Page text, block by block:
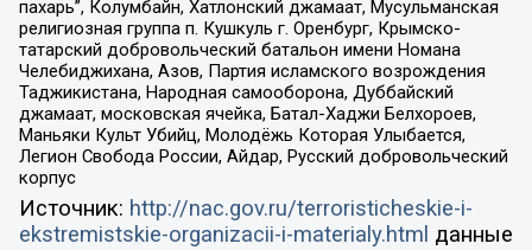
пахарь”, Колумбайн, Хатлонский джамаат, Мусульманская
религиозная группа п. Кушкуль г. Оренбург, Крымско-
татарский добровольческий батальон имени Номана
Челебиджихана, Азов, Партия исламского возрождения
Таджикистана, Народная самооборона, Дуббайский
джамаат, московская ячейка, Батал-Хаджи Белхороев,
Маньяки Культ Убийц, Молодёжь Которая Улыбается,
Легион Свобода России, Айдар, Русский добровольческий
корпус
Источник: http://nac.gov.ru/terroristicheskie-i-
ekstremistskie-organizacii-i-materialy.html данные